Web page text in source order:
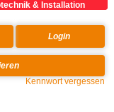
& Installation
Kennwort vergessen